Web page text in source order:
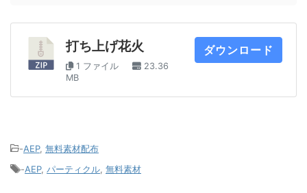
打ち上げ花火
1 ファイル
23.36
MB
ダウンロード
-AEP, 無料素材配布
-AEP, パーティクル 無料素材